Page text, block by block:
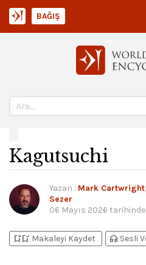
BAĞIŞ
Kagutsuchi
Yazan : Mark Cartwright
Sezer
06 Mayıs 2026 tarihinde
bookmark_addbookmark_added Makaleyi Kaydet headphones Sesli